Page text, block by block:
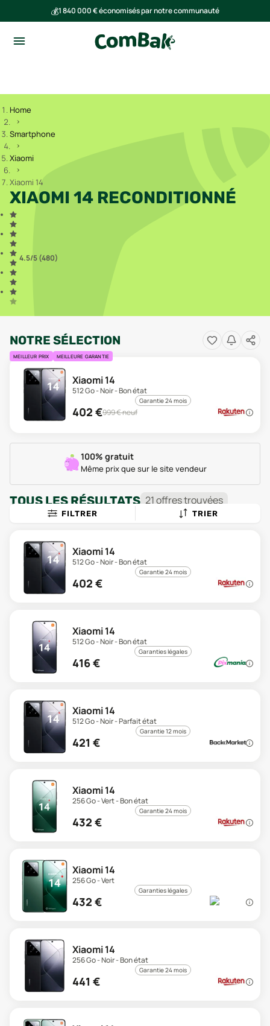
💰1 840 000 € économisés par notre communauté
Home
Smartphone
Xiaomi
Xiaomi 14
XIAOMI 14 RECONDITIONNÉ
4.5/5 (480)
NOTRE SÉLECTION
MEILLEUR PRIX MEILLEURE GARANTIE
Xiaomi 14
512 Go - Noir - Bon état
Garantie 24 mois
402 €999€ neuf
100% gratuit
Même prix que sur le site vendeur
TOUS LES RÉSULTATS 21offrestrouvées
FILTRER TRIER
Xiaomi 14
512 Go - Noir - Bon état
Garantie 24 mois
402 €
Xiaomi 14
512 Go - Noir - Bon état
Garanties légales
416€
Xiaomi 14
512 Go - Noir - Parfait état
Garantie 12 mois
421 €
Xiaomi 14
256 Go - Vert - Bon état
Garantie 24 mois
432 €
Xiaomi 14
256 Go - Vert
Garanties légales
432 €
Xiaomi 14
256 Go - Noir - Bon état
Garantie 24 mois
441 €